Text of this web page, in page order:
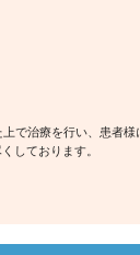
で治療を行い、患者様
しております。